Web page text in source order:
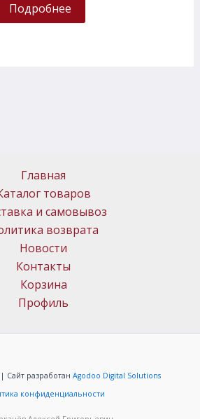
Подробнее
Главная
товаров
и самовывоз
возврата
Новости
Контакты
Корзина
Профиль
Сайт разработан Agodoo Digital Solutions
конфиденциальности